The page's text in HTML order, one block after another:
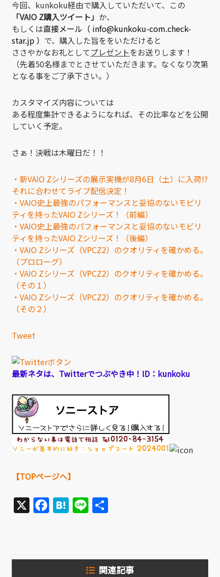
今回、kunkoku経由で購入していただいて、この
「VAIO Z購入ツイート」 か、
もしくは直接メール（ info@kunkoku-com.check-
star.jp ） で、購入した旨ををいただけると
ささやかなお礼としてプレゼントをお送りします！
（先着50名様までとさせていただきます。なくなり次第
となる事をご了承下さい。）
カスタマイズ内容については
ある程度集計できるようになれば、その比率などを公開
していく予定。
さぁ！決戦は木曜日だ！！
・新VAIO Zシリーズの展示実機が8月6日（土）に入荷!?
それに合わせてライブ配信決定！
・VAIO史上最強のパフォーマンスと妥協のないモビリ
ティを持ったVAIO Zシリーズ！（前編）
・VAIO史上最強のパフォーマンスと妥協のないモビリ
ティを持ったVAIO Zシリーズ！（後編）
・VAIO Zシリーズ（VPCZ2）のクオリティを確かめる。
（プロローグ）
・VAIO Zシリーズ（VPCZ2）のクオリティを確かめる。
（その１）
・VAIO Zシリーズ（VPCZ2）のクオリティを確かめる。
（その２）
Tweet
最新ネタは、Twitterでつぶやき中！ID：kunkoku
【TOPページへ】
X Facebook
Hatena
Line
関連記事